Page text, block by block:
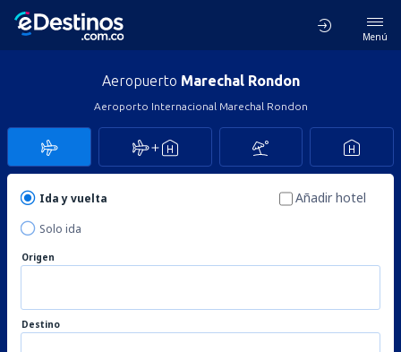
Menú
Aeropuerto Marechal Rondon
Aeroporto Internacional Marechal Rondon
Ida y vuelta
Solo ida
Añadir hotel
Origen
Destino